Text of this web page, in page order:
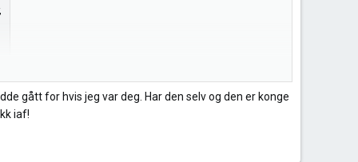
gått for hvis jeg var deg. Har den selv og den er konge
iaf!